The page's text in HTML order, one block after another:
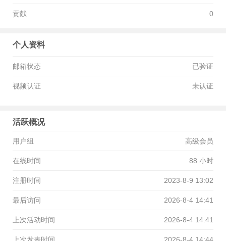
贡献 0
个人资料
邮箱状态 已验证
视频认证 未认证
活跃概况
用户组 高级会员
在线时间 88 小时
注册时间 2023-8-9 13:02
最后访问 2026-8-4 14:41
上次活动时间 2026-8-4 14:41